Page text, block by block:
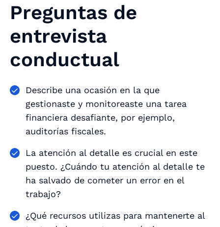
Preguntas de
entrevista
conductual
Describe una ocasión en la que
gestionaste y monitoreaste una tarea
financiera desafiante, por ejemplo,
auditorías fiscales.
La atención al detalle es crucial en este
puesto. ¿Cuándo tu atención al detalle te
ha salvado de cometer un error en el
trabajo?
¿Qué recursos utilizas para mantenerte al